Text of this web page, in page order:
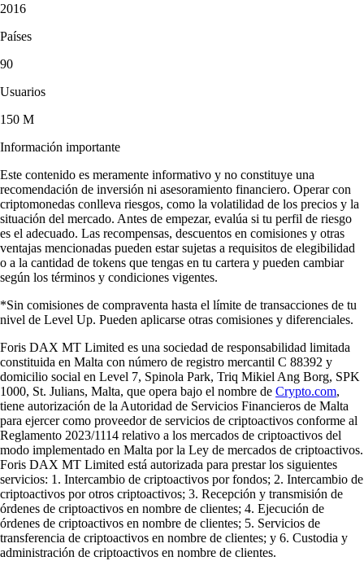
2016
Países
90
Usuarios
150 M
Información importante
Este contenido es meramente informativo y no constituye una
recomendación de inversión ni asesoramiento financiero. Operar con
criptomonedas conlleva riesgos, como la volatilidad de los precios y la
situación del mercado. Antes de empezar, evalúa si tu perfil de riesgo
es el adecuado. Las recompensas, descuentos en comisiones y otras
ventajas mencionadas pueden estar sujetas a requisitos de elegibilidad
o a la cantidad de tokens que tengas en tu cartera y pueden cambiar
según los términos y condiciones vigentes.
*Sin comisiones de compraventa hasta el límite de transacciones de tu
nivel de Level Up. Pueden aplicarse otras comisiones y diferenciales.
Foris DAX MT Limited es una sociedad de responsabilidad limitada
constituida en Malta con número de registro mercantil C 88392 y
domicilio social en Level 7, Spinola Park, Triq Mikiel Ang Borg, SPK
1000, St. Julians, Malta, que opera bajo el nombre de Crypto.com,
tiene autorización de la Autoridad de Servicios Financieros de Malta
para ejercer como proveedor de servicios de criptoactivos conforme al
Reglamento 2023/1114 relativo a los mercados de criptoactivos del
modo implementado en Malta por la Ley de mercados de criptoactivos.
Foris DAX MT Limited está autorizada para prestar los siguientes
servicios: 1. Intercambio de criptoactivos por fondos; 2. Intercambio de
criptoactivos por otros criptoactivos; 3. Recepción y transmisión de
órdenes de criptoactivos en nombre de clientes; 4. Ejecución de
órdenes de criptoactivos en nombre de clientes; 5. Servicios de
transferencia de criptoactivos en nombre de clientes; y 6. Custodia y
administración de criptoactivos en nombre de clientes.